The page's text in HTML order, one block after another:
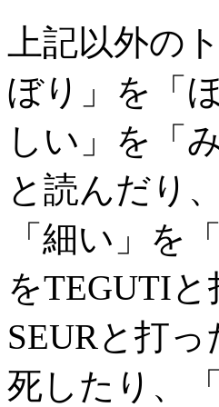
上記以外の
ぼり」を「
しい」を「
と読んだり
「細い」を
をTEGUTI
SEURと打
死したり、